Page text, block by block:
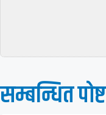
सम्बन्धित पाेष्ट